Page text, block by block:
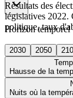
Horizon temporel
2030 2050
Hausse de la
Nuits où la
Résultats des
législatives 2022.
politique, taux